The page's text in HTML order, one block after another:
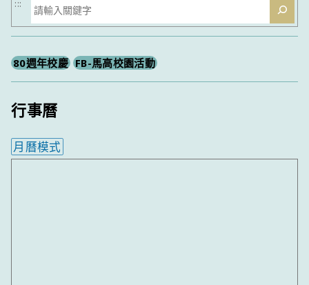
搜
尋
:::
80週年校慶 FB-馬高校園活動
行事曆
月曆模式